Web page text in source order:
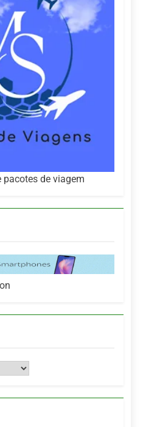
pacotes de viagem